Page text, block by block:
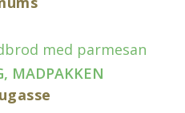
, MADPAKKEN